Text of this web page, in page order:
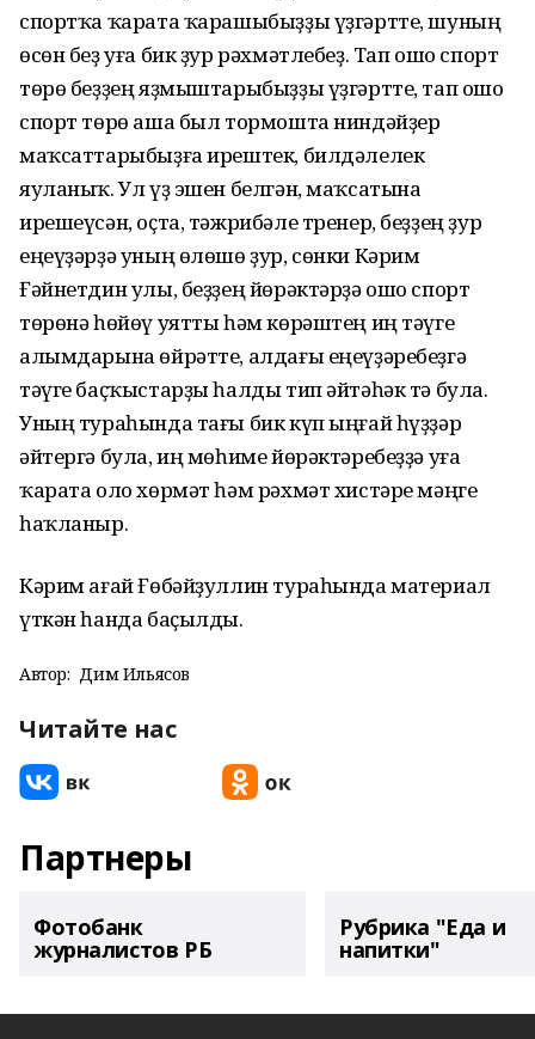
спортҡа ҡарата ҡарашыбыҙҙы үҙгәртте, шуның
өсөн беҙ уға бик ҙур рәхмәтлебеҙ. Тап ошо спорт
төрө беҙҙең яҙмыштарыбыҙҙы үҙгәртте, тап ошо
спорт төрө аша был тормошта ниндәйҙер
маҡсаттарыбыҙға ирештек, билдәлелек
яуланыҡ. Ул үҙ эшен белгән, маҡсатына
ирешеүсән, оҫта, тәжрибәле тренер, беҙҙең ҙур
еңеүҙәрҙә уның өлөшө ҙур, сөнки Кәрим
Ғәйнетдин улы, беҙҙең йөрәктәрҙә ошо спорт
төрөнә һөйөү уятты һәм көрәштең иң тәүге
алымдарына өйрәтте, алдағы еңеүҙәребеҙгә
тәүге баҫҡыстарҙы һалды тип әйтәһәк тә була.
Уның тураһында тағы бик күп ыңғай һүҙҙәр
әйтергә була, иң мөһиме йөрәктәребеҙҙә уға
ҡарата оло хөрмәт һәм рәхмәт хистәре мәңге
һаҡланыр.
Кәрим ағай Ғөбәйҙуллин тураһында материал
үткән һанда баҫылды.
Автор: Дим Ильясов
Читайте нас
Партнеры
Фотобанк
журналистов РБ
Рубрика "Еда и
напитки"